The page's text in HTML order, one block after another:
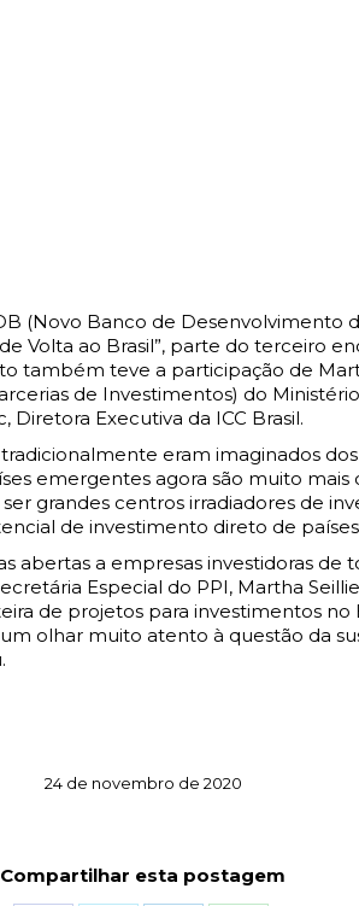
(Novo Banco de Desenvolvimento
Volta ao Brasil”, parte do terceiro
também teve a participação de
de Investimentos) do
Executiva da ICC Brasil.
eram imaginados dos
emergentes agora são muito mais
grandes centros irradiadores de
de investimento direto de
abertas a empresas investidoras de
Especial do PPI, Martha
de projetos para investimentos no
olhar muito atento à questão da
24 de novembro de 2020
Compartilhar esta postagem